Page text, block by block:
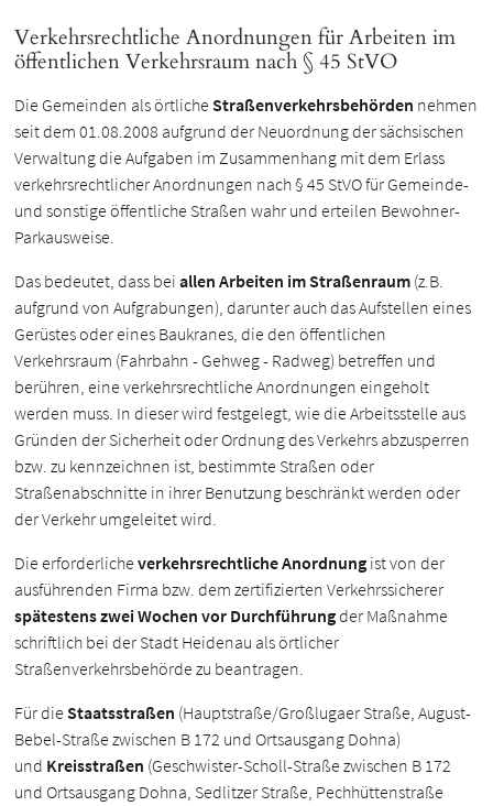
Verkehrsrechtliche Anordnungen für Arbeiten im
öffentlichen Verkehrsraum nach § 45 StVO
Die Gemeinden als örtlicheStraßenverkehrsbehörden nehmen
seit dem 01.08.2008 aufgrund der Neuordnung der sächsischen
Verwaltung die Aufgaben im Zusammenhang mit dem Erlass
verkehrsrechtlicher Anordnungen nach § 45 StVO für Gemeinde-
und sonstige öffentliche Straßen wahr und erteilen Bewohner-
Parkausweise.
Das bedeutet, dass beiallen Arbeiten im Straßenraum (z.B.
aufgrund von Aufgrabungen), darunter auch das Aufstellen eines
Gerüstes oder eines Baukranes, die den öffentlichen
Verkehrsraum (Fahrbahn - Gehweg - Radweg) betreffen und
berühren, eine verkehrsrechtliche Anordnungen eingeholt
werden muss. In dieser wird festgelegt, wie die Arbeitsstelle aus
Gründen der Sicherheit oder Ordnung des Verkehrs abzusperren
bzw. zu kennzeichnen ist, bestimmte Straßen oder
Straßenabschnitte in ihrer Benutzung beschränkt werden oder
der Verkehr umgeleitet wird.
Die erforderlicheverkehrsrechtliche Anordnung ist von der
ausführenden Firma bzw. dem zertifizierten Verkehrssicherer
spätestens zwei Wochen vor Durchführungder Maßnahme
schriftlich bei der Stadt Heidenau als örtlicher
Straßenverkehrsbehörde zu beantragen.
Für dieStaatsstraßen (Hauptstraße/Großlugaer Straße, August-
Bebel-Straße zwischen B 172 und Ortsausgang Dohna)
und Kreisstraßen (Geschwister-Scholl-Straße zwischen B 172
und Ortsausgang Dohna, Sedlitzer Straße, Pechhüttenstraße